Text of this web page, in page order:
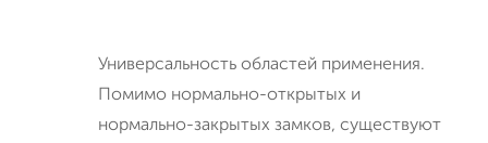
Универсальность областей применения.
Помимо нормально-открытых и
нормально-закрытых замков, существуют